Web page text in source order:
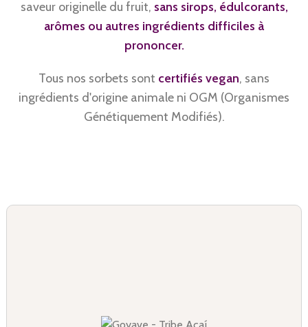
saveur originelle du fruit, sans sirops, édulcorants,
arômes ou autres ingrédients difficiles à
prononcer.
Tous nos sorbets sont certifiés vegan, sans
ingrédients d'origine animale ni OGM (Organismes
Génétiquement Modifiés).